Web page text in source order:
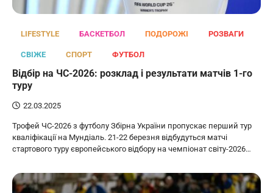
LIFESTYLE БАСКЕТБОЛ ПОДОРОЖІ РОЗВАГИ
СВІЖЕ СПОРТ ФУТБОЛ
Відбір на ЧС-2026: розклад і результати матчів 1-го
туру
22.03.2025
Трофей ЧС-2026 з футболу Збірна України пропускає перший тур
кваліфікації на Мундіаль. 21-22 березня відбудуться матчі
стартового туру європейського відбору на чемпіонат світу-2026…